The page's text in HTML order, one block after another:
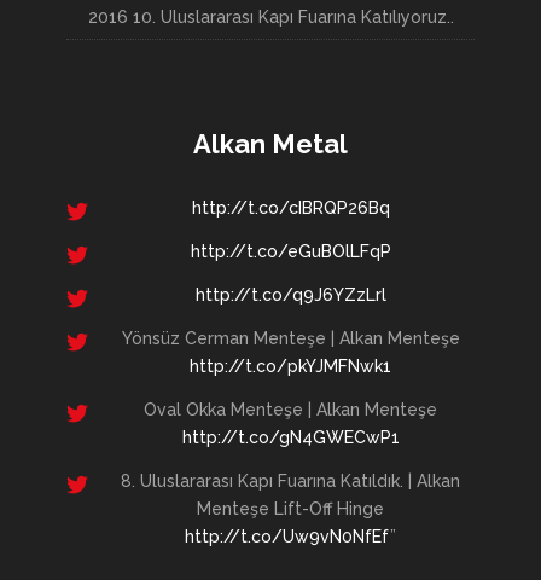
2016 10. Uluslararası Kapı Fuarına Katılıyoruz..
Alkan Metal
http://t.co/cIBRQP26Bq
http://t.co/eGuBOlLFqP
http://t.co/q9J6YZzLrl
Yönsüz Cerman Menteşe | Alkan Menteşe
http://t.co/pkYJMFNwk1
Oval Okka Menteşe | Alkan Menteşe
http://t.co/gN4GWECwP1
8. Uluslararası Kapı Fuarına Katıldık. | Alkan
Menteşe Lift-Off Hinge
http://t.co/Uw9vN0NfEf”